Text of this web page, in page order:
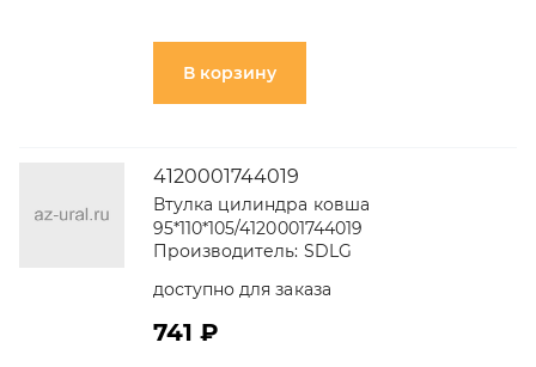
В корзину
4120001744019
Втулка цилиндра ковша
95*110*105/4120001744019
Производитель: SDLG
доступно для заказа
741 ₽